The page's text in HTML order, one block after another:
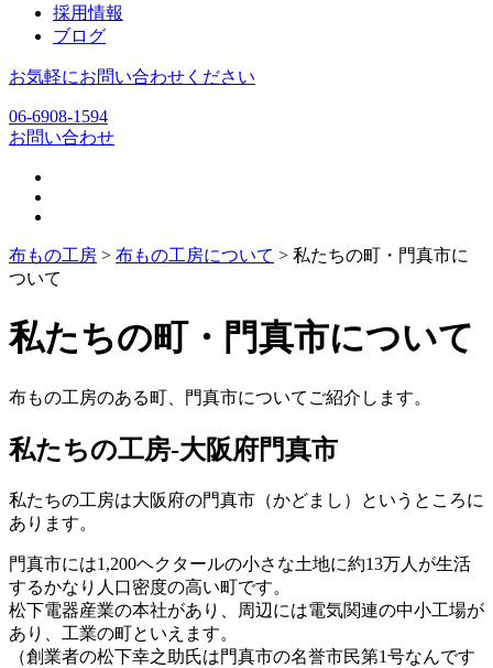
採用情報
ブログ
お気軽にお問い合わせください
06-6908-1594
お問い合わせ
布もの工房 > 布もの工房について > 私たちの町・門真市に
ついて
私たちの町・門真市について
布もの工房のある町、門真市についてご紹介します。
私たちの工房-大阪府門真市
私たちの工房は大阪府の門真市（かどまし）というところに
あります。
門真市には1,200ヘクタールの小さな土地に約13万人が生活
するかなり人口密度の高い町です。
松下電器産業の本社があり、周辺には電気関連の中小工場が
あり、工業の町といえます。
（創業者の松下幸之助氏は門真市の名誉市民第1号なんです